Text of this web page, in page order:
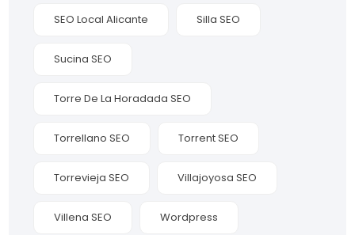
SEO Local Alicante Silla SEO
Sucina SEO
Torre De La Horadada SEO
Torrellano SEO Torrent SEO
Torrevieja SEO Villajoyosa SEO
Villena SEO Wordpress